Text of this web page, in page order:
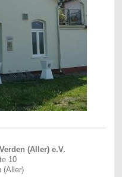
(Aller) e.V.
10
(Aller)